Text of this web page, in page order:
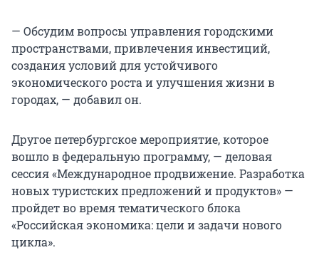
— Обсудим вопросы управления городскими
пространствами, привлечения инвестиций,
создания условий для устойчивого
экономического роста и улучшения жизни в
городах, — добавил он.
Другое петербургское мероприятие, которое
вошло в федеральную программу, — деловая
сессия «Международное продвижение. Разработка
новых туристских предложений и продуктов» —
пройдет во время тематического блока
«Российская экономика: цели и задачи нового
цикла».